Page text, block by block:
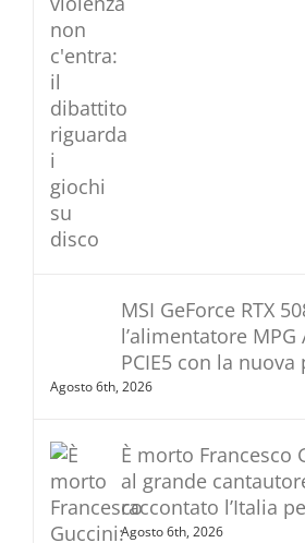
MSI GeForce RTX
l’alimentatore MPG
PCIE5 con la
Agosto 6th, 2026
È morto Francesco
al grande
raccontato l’Italia
Agosto 6th, 2026